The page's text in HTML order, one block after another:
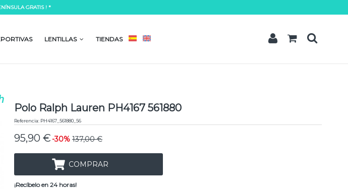
Lorem ipsum dolor sit amet
magna aliqua. Ut enim ad minim veniam, quis nostrud exercitation ullamco laboris nisi ut aliquip ex ea commodo
GRATIS ! *
LENTILLAS TIENDAS
Polo Ralph Lauren PH4167 561880
Referencia: PH4167_561880_56
95,90 €-30% 137,00 €
COMPRAR
¡Recíbelo en 24 horas!